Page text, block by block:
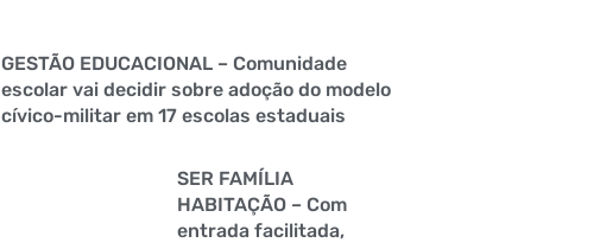
GESTÃO EDUCACIONAL – Comunidade
escolar vai decidir sobre adoção do modelo
cívico-militar em 17 escolas estaduais
SER FAMÍLIA
HABITAÇÃO – Com
entrada facilitada,